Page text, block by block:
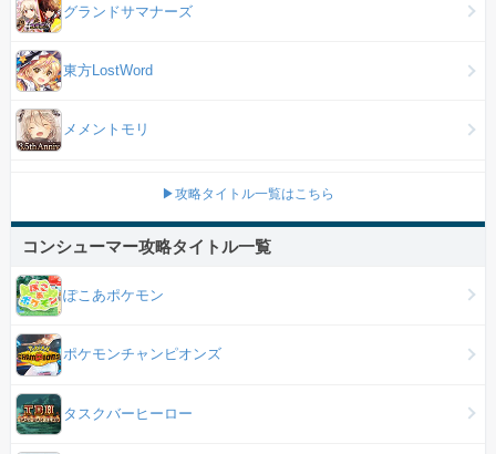
グランドサマナーズ
東方LostWord
メメントモリ
▶攻略タイトル一覧はこちら
コンシューマー攻略タイトル一覧
ぽこあポケモン
ポケモンチャンピオンズ
タスクバーヒーロー